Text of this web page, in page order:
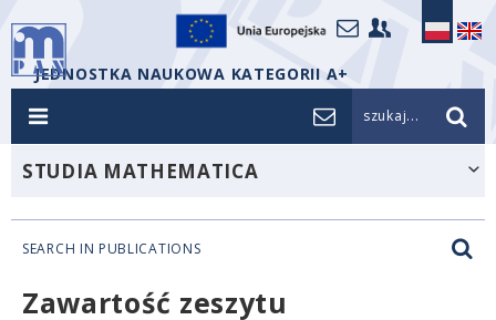
JEDNOSTKA NAUKOWA KATEGORII A+
szukaj...
STUDIA MATHEMATICA
SEARCH IN PUBLICATIONS
Zawartość zeszytu